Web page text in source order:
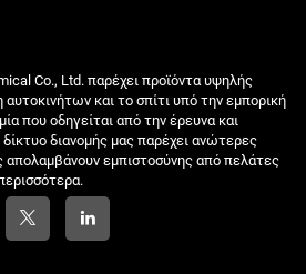
Co., Ltd. παρέχει προϊόντα υψηλής
και το σπίτι υπό την εμπορική
που οδηγείται από την έρευνα και
διανομής μας παρέχει ανώτερες
απολαμβάνουν εμπιστοσύνης από πελάτες